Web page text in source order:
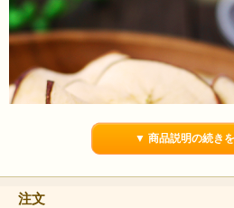
▼ 商品説明の続き
注文